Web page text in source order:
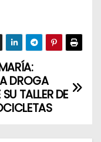
DROGA
SU TALLER DE